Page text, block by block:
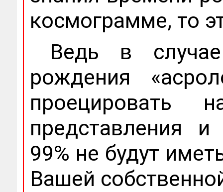
космограмме, то
Ведь в случае
рождения
проецировать
представления
99% не будут
Вашей